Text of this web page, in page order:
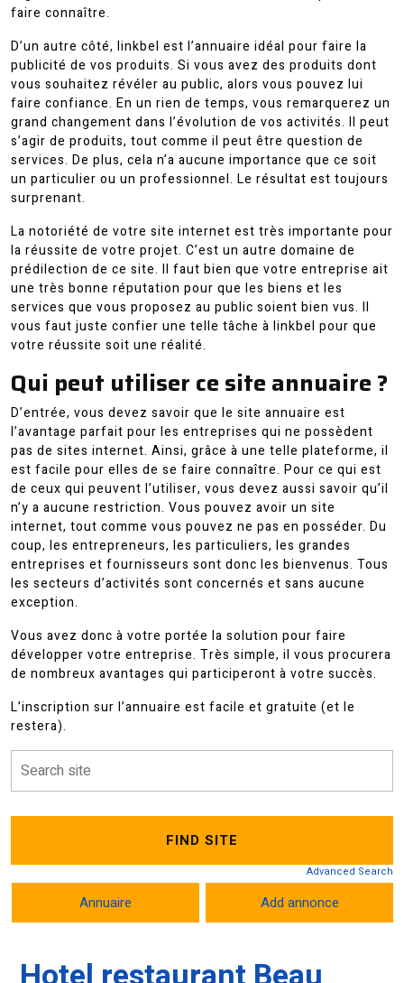
faire connaître.
D’un autre côté, linkbel est l’annuaire idéal pour faire la
publicité de vos produits. Si vous avez des produits dont
vous souhaitez révéler au public, alors vous pouvez lui
faire confiance. En un rien de temps, vous remarquerez un
grand changement dans l’évolution de vos activités. Il peut
s’agir de produits, tout comme il peut être question de
services. De plus, cela n’a aucune importance que ce soit
un particulier ou un professionnel. Le résultat est toujours
surprenant.
La notoriété de votre site internet est très importante pour
la réussite de votre projet. C’est un autre domaine de
prédilection de ce site. Il faut bien que votre entreprise ait
une très bonne réputation pour que les biens et les
services que vous proposez au public soient bien vus. Il
vous faut juste confier une telle tâche à linkbel pour que
votre réussite soit une réalité.
Qui peut utiliser ce site annuaire ?
D’entrée, vous devez savoir que le site annuaire est
l’avantage parfait pour les entreprises qui ne possèdent
pas de sites internet. Ainsi, grâce à une telle plateforme, il
est facile pour elles de se faire connaître. Pour ce qui est
de ceux qui peuvent l’utiliser, vous devez aussi savoir qu’il
n’y a aucune restriction. Vous pouvez avoir un site
internet, tout comme vous pouvez ne pas en posséder. Du
coup, les entrepreneurs, les particuliers, les grandes
entreprises et fournisseurs sont donc les bienvenus. Tous
les secteurs d’activités sont concernés et sans aucune
exception.
Vous avez donc à votre portée la solution pour faire
développer votre entreprise. Très simple, il vous procurera
de nombreux avantages qui participeront à votre succès.
L’inscription sur l’annuaire est facile et gratuite (et le
restera).
Advanced Search
Annuaire Add annonce